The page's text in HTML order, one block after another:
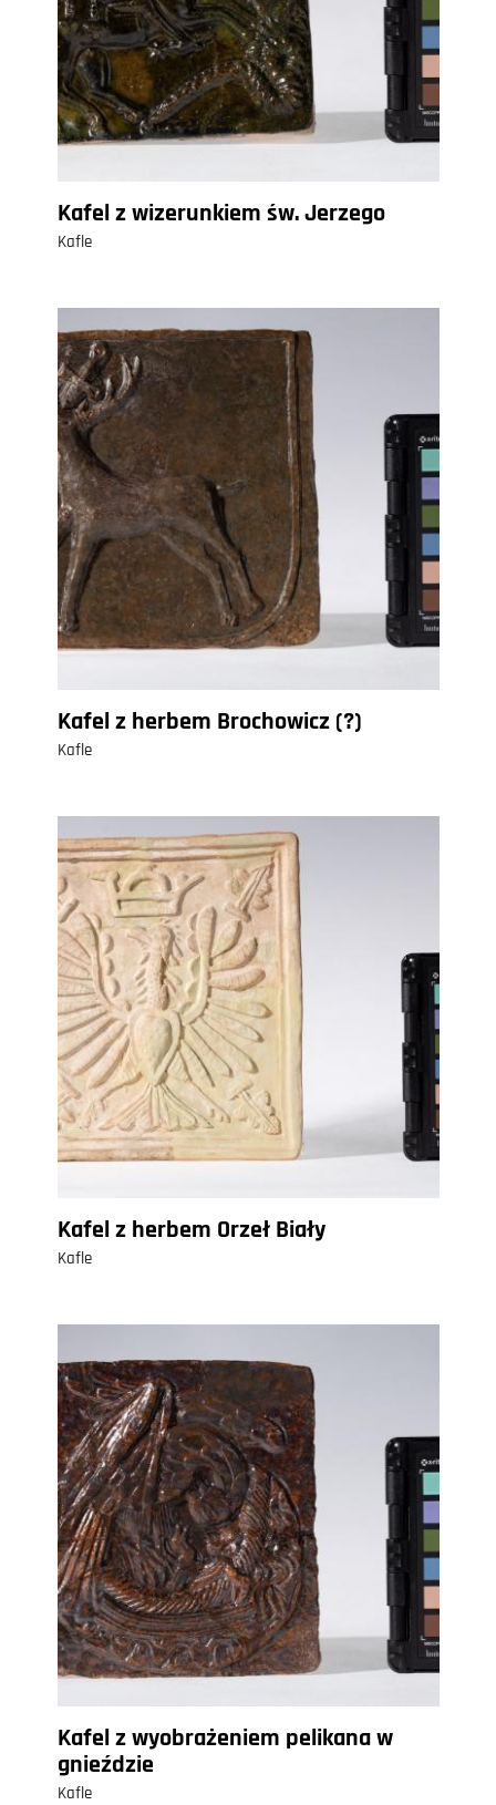
Kafel z wizerunkiem św. Jerzego
Kafle
Kafel z herbem Brochowicz (?)
Kafle
Kafel z herbem Orzeł Biały
Kafle
Kafel z wyobrażeniem pelikana w
gnieździe
Kafle